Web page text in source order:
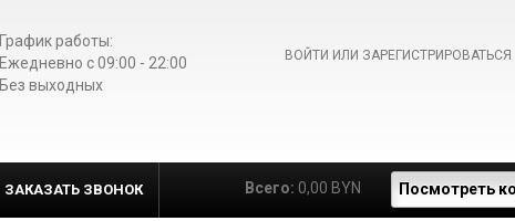
График работы:
Ежедневно c 09:00 - 22:00
Без выходных
ВОЙТИ ИЛИ ЗАРЕГИСТРИРОВАТЬСЯ
ЗАКАЗАТЬ ЗВОНОК Всего: 0,00 BYN Посмотреть